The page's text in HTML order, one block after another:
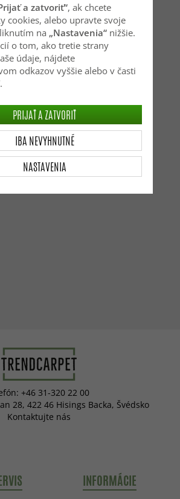
+46 31-320 22 00
28, 422 46 Hisings Backa, Švédsko
Kontaktujte nás
INFORMÁCIE
a zatvoriť“, ak chcete
cookies, alebo upravte svoje
na „Nastavenia“nižšie.
o tom, ako tretie strany
údaje, nájdete
odkazov vyššie alebo v časti
NASTAVENIA
IBA NEVYHNUTNÉ
PRIJAŤ A ZATVORIŤ